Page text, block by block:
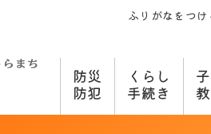
ふりがなをつけ
防災
防犯
くらし
手続き